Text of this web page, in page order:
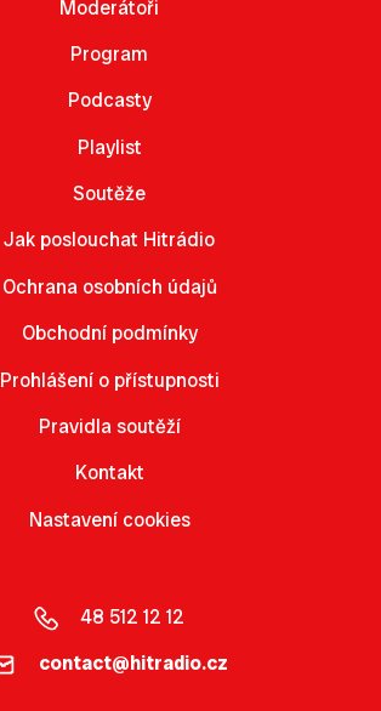
Moderátoři
Program
Podcasty
Playlist
Soutěže
Jak poslouchat Hitrádio
Ochrana osobních údajů
Obchodní podmínky
Prohlášení o přístupnosti
Pravidla soutěží
Kontakt
Nastavení cookies
48 512 12 12
contact@hitradio.cz